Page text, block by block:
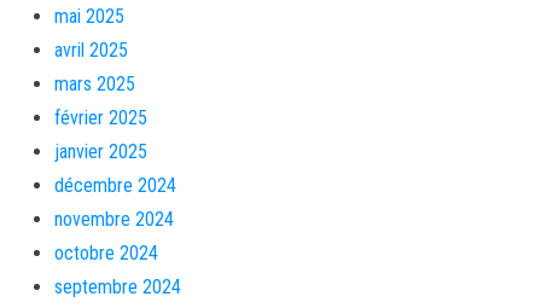
mai 2025
avril 2025
mars 2025
février 2025
janvier 2025
décembre 2024
novembre 2024
octobre 2024
septembre 2024